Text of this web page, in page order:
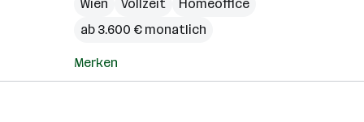
Wien Vollzeit
Homeoffice
ab 3.600 € monatlich
Merken